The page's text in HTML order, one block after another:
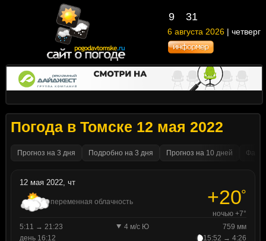
9 31
6 августа 2026 | четверг
Погода в Томске 12 мая 2022
Прогноз на 3 дня Подробно на 3 дня Прогноз на 10 дней
12 мая 2022, чт
переменная облачность +20°
ночью +7°
5:11 → 21:23
4 м/с Ю
759 мм
день 16:12
15:52 → 4:26